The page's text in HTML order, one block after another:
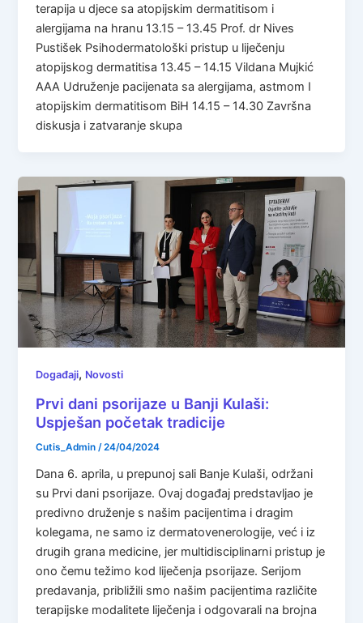
terapija u djece sa atopijskim dermatitisom i
alergijama na hranu 13.15 – 13.45 Prof. dr Nives
Pustišek Psihodermatološki pristup u liječenju
atopijskog dermatitisa 13.45 – 14.15 Vildana Mujkić
AAA Udruženje pacijenata sa alergijama, astmom I
atopijskim dermatitisom BiH 14.15 – 14.30 Završna
diskusja i zatvaranje skupa
Događaji, Novosti
Prvi dani psorijaze u Banji Kulaši:
Uspješan početak tradicije
Cutis_Admin/24/04/2024
Dana 6. aprila, u prepunoj sali Banje Kulaši, održani
su Prvi dani psorijaze. Ovaj događaj predstavljao je
predivno druženje s našim pacijentima i dragim
kolegama, ne samo iz dermatovenerologije, već i iz
drugih grana medicine, jer multidisciplinarni pristup je
ono čemu težimo kod liječenja psorijaze. Serijom
predavanja, približili smo našim pacijentima različite
terapijske modalitete liječenja i odgovarali na brojna